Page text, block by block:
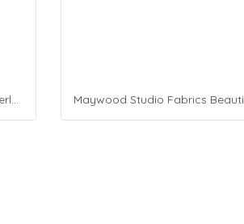
Moda Fabrics Whimsy Wonderland Shakedown Street Spiral Breeze